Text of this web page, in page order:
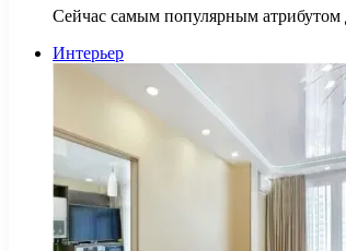
Сейчас самым популярным атрибутом
Интерьер